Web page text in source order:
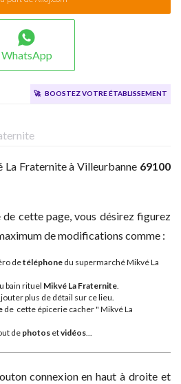
WhatsApp
🚀 Boostez votre établissement
Fraternite à Villeurbanne 69100
cette page, vous désirez figurez
de modifications comme :
detéléphone du supermarché Mikvé La
bain rituel Mikvé La Fraternite.
plus de détail sur ce lieu.
de cette épicerie cacher " Mikvé La
de photos etvidéos...
connexion en haut à droite et